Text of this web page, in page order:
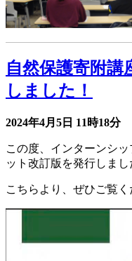
自然保護寄附
しました！
2024年4月5日 11時18分
この度、インターンシ
ット改訂版を発行しまし
こちらより、ぜひご覧く